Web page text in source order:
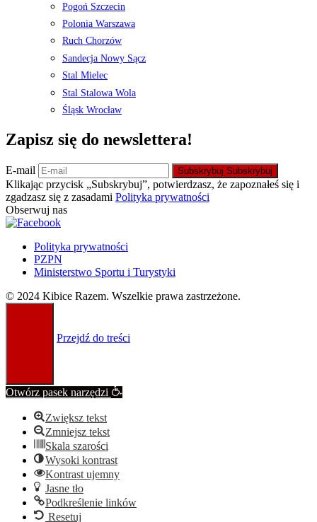
Pogoń Szczecin
Polonia Warszawa
Ruch Chorzów
Sandecja Nowy Sącz
Stal Mielec
Stal Stalowa Wola
Śląsk Wrocław
Zapisz się do newslettera!
E-mail Subskrybuj Subskrybuj
Klikając przycisk „Subskrybuj”, potwierdzasz, że zapoznałeś się i
zgadzasz się z zasadami Polityka prywatności
Obserwuj nas
Polityka prywatności
PZPN
Ministerstwo Sportu i Turystyki
© 2024 Kibice Razem. Wszelkie prawa zastrzeżone.
Przejdź do treści
Otwórz pasek narzędzi
Zwiększ tekst
Zmniejsz tekst
Skala szarości
Wysoki kontrast
Kontrast ujemny
Jasne tło
Podkreślenie linków
Resetuj